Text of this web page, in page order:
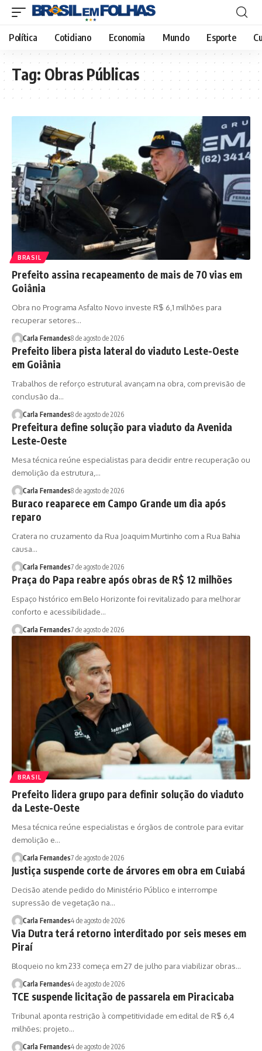
Política Cotidiano Economia Mundo Esporte
Tag: Obras Públicas
BRASIL
Prefeito assina recapeamento de mais de 70 vias em
Goiânia
Obra no Programa Asfalto Novo investe R$ 6,1 milhões para
recuperar setores…
Carla Fernandes8 de agosto de 2026
Prefeito libera pista lateral do viaduto Leste-Oeste
em Goiânia
Trabalhos de reforço estrutural avançam na obra, com previsão de
conclusão da…
Carla Fernandes8 de agosto de 2026
Prefeitura define solução para viaduto da Avenida
Leste-Oeste
Mesa técnica reúne especialistas para decidir entre recuperação ou
demolição da estrutura,…
Carla Fernandes8 de agosto de 2026
Buraco reaparece em Campo Grande um dia após
reparo
Cratera no cruzamento da Rua Joaquim Murtinho com a Rua Bahia
causa…
Carla Fernandes7 de agosto de 2026
Praça do Papa reabre após obras de R$ 12 milhões
Espaço histórico em Belo Horizonte foi revitalizado para melhorar
conforto e acessibilidade…
Carla Fernandes7 de agosto de 2026
BRASIL
Prefeito lidera grupo para definir solução do viaduto
da Leste-Oeste
Mesa técnica reúne especialistas e órgãos de controle para evitar
demolição e…
Carla Fernandes7 de agosto de 2026
Justiça suspende corte de árvores em obra em Cuiabá
Decisão atende pedido do Ministério Público e interrompe
supressão de vegetação na…
Carla Fernandes4 de agosto de 2026
Via Dutra terá retorno interditado por seis meses em
Piraí
Bloqueio no km 233 começa em 27 de julho para viabilizar obras…
Carla Fernandes4 de agosto de 2026
TCE suspende licitação de passarela em Piracicaba
Tribunal aponta restrição à competitividade em edital de R$ 6,4
milhões; projeto…
Carla Fernandes4 de agosto de 2026